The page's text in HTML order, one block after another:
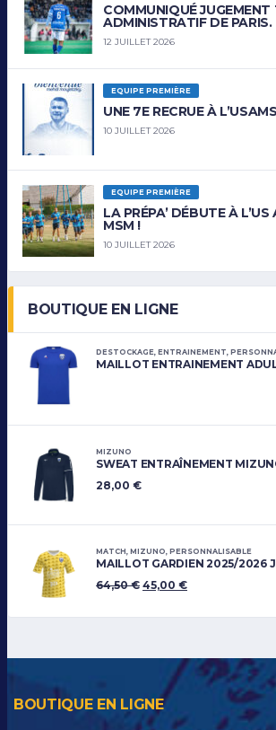
COMMUNIQUÉ
ADMINISTRATIF DE PARIS.
12 JUILLET 2026
EQUIPE PREMIÈRE
UNE 7E RECRUE À
10 JUILLET 2026
EQUIPE PREMIÈRE
LA PRÉPA’ DÉBUTE À L’US
MSM !
10 JUILLET 2026
BOUTIQUE EN LIGNE
DESTOCKAGE ENTRAINEMENT
MAILLOT ENTRAINEMENT
MIZUNO
SWEAT ENTRAÎNEMENT
28,00 €
MATCH MIZUNO PERSONNALISABLE
MAILLOT GARDIEN 2025/2026
64,50€ 45,00 €
BOUTIQUE EN LIGNE